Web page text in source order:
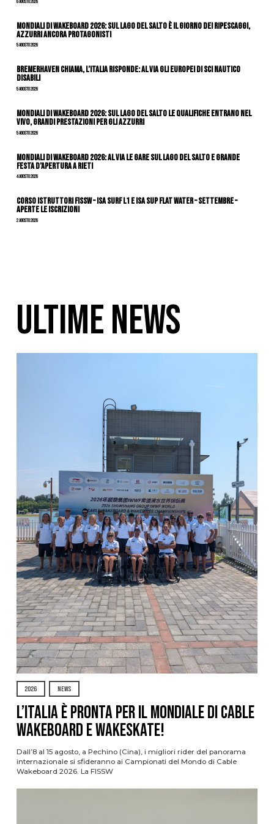
6 Agosto 2026
Mondiali di Wakeboard 2026: sul Lago del Salto è il giorno dei ripescaggi,
azzurri ancora protagonisti
5 Agosto 2026
Bremerhaven chiama, l’Italia risponde: al via gli Europei di Sci Nautico
Disabili
5 Agosto 2026
Mondiali di Wakeboard 2026: sul Lago del Salto le qualifiche entrano nel
vivo, grandi prestazioni per gli azzurri
5 Agosto 2026
Mondiali di Wakeboard 2026: al via le gare sul Lago del Salto e grande
festa d’apertura a Rieti
4 Agosto 2026
CORSO ISTRUTTORI FISSW – ISA SURF L1 e ISA SUP Flat Water – SETTEMBRE –
APERTE LE ISCRIZIONI
2 Agosto 2026
ULTIME NEWS
2026 NEWS
L’Italia è pronta per il Mondiale di Cable
Wakeboard e Wakeskate!
Dall’8 al 15 agosto, a Pechino (Cina), i migliori rider del panorama
internazionale si sfideranno ai Campionati del Mondo di Cable
Wakeboard 2026. La FISSW